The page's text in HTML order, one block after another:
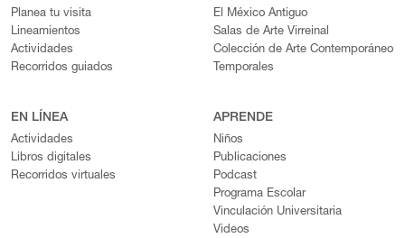
Planea tu visita
Lineamientos
Actividades
Recorridos guiados
El México Antiguo
Salas de Arte Virreinal
Colección de Arte Contemporáneo
Temporales
EN LÍNEA
Actividades
Libros digitales
Recorridos virtuales
APRENDE
Niños
Publicaciones
Podcast
Programa Escolar
Vinculación Universitaria
Videos